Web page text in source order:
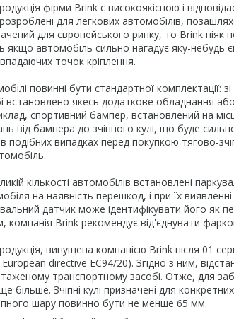
фірми Brink є високоякісною і
для легкових автомобілів,
для європейського ринку, то Brink ніяк
якщо автомобіль сильно нагадує яку-
точок кріплення.
повинні бути стандартної
встановлено якесь додаткове обладнання
спортивний бампер, встановлений на
від бампера до зчіпного кулі, що буде
подібних випадках перед покупкою тягово-
кількості автомобілів встановлені
на наявність перешкод, і при їх
датчик може ідентифікувати його як
компанія Brink рекомендує від'єднувати
випущена компанією Brink після 01
directive EC94/20). Згідно з ним,
транспортному засобі. Отже, для
більше. Зчіпні кулі призначені для
шару повинно бути не менше 65 мм.